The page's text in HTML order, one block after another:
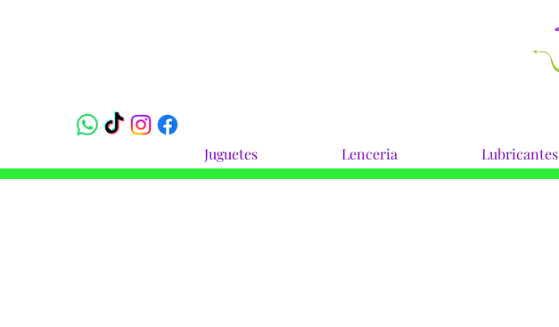
Juguetes Lenceria Lubricantes